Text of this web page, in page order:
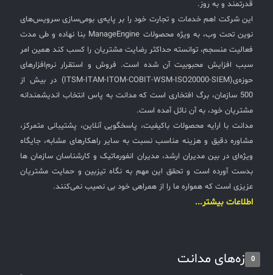
قدرتمند و به روز.
این شرکت اهم خدمات و تجارت خود را بر پایه‌ی بومی‌سازی سرویس‌های
نوین تحت وب، به ویژه محصولات ManageEngine بنا نهاده و طی مدت
فعالیت منسجم، توانسته حداکثر رضایت مشتریان را کسب کند همین امر
سبب افزایش محبوبیت آن شده است. فروش و استقرار نرم‌افزارهای
حوزه‌ی(ITSM-ITAM-ITOM-COBIT-WSM-ISO20000-SIEM) در بیش از
500 سازمان، برگ افتخاری است که مدانت به پاس انتخاب اندیشمندانه
مشتریان خود، به آن نائل آمده است.
مدانت با ارایه محصولات باکیفیت، پاسخگویی آنلاین، پشتیبانی متمرکز،
مشاوره دقیق و هزینه مناسب نسبت به سایر راهکارهای مشابه، جایگاه
ویژه‌ای در بین مدیران ارشد، مدیران انفورماتیک و کارشناسان سازمان ها
بدست آورده است و تحقق این مهم به نگاه تیزبین و حمایت مشتریان
عزیزی است که همواره ما را از همراهی خود بی نصیب نمی‌کنند.
اطلاعات بیشتر...
تازه‌های مدانت0